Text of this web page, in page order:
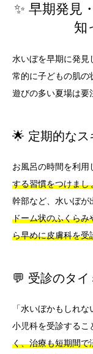
✨ 早期発見
知
水いぼを早期に発見
常的に子どもの肌の
遊びの多い夏場は要
🌟 定期的な
お風呂の時間を利用
する習慣をつけまし
幹部など、水いぼが
ドーム状のふくらみ
ら早めに皮膚科を受
💬 受診のタイ
「水いぼかもしれ
小児科を受診するこ
く、治療も短期間で